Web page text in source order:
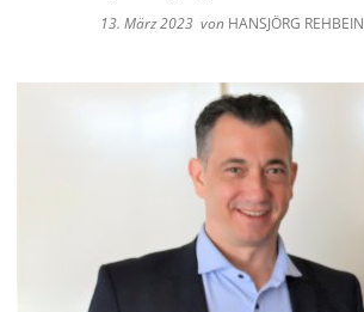
13. März 2023 von HANSJÖRG REHBEIN